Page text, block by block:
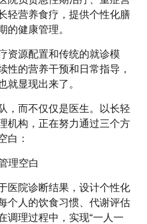
轻营养食疗，提供个性化膳
的健康管理。
资源配置和传统的就诊模
性的营养干预和日常指导，
就显现出来了。
，而不仅仅是医生。以长轻
机构，正在努力通过三个方
白：
理空白
医院诊断结果，设计个性化
个人的饮食习惯、代谢评估
调理过程中，实现“一人一